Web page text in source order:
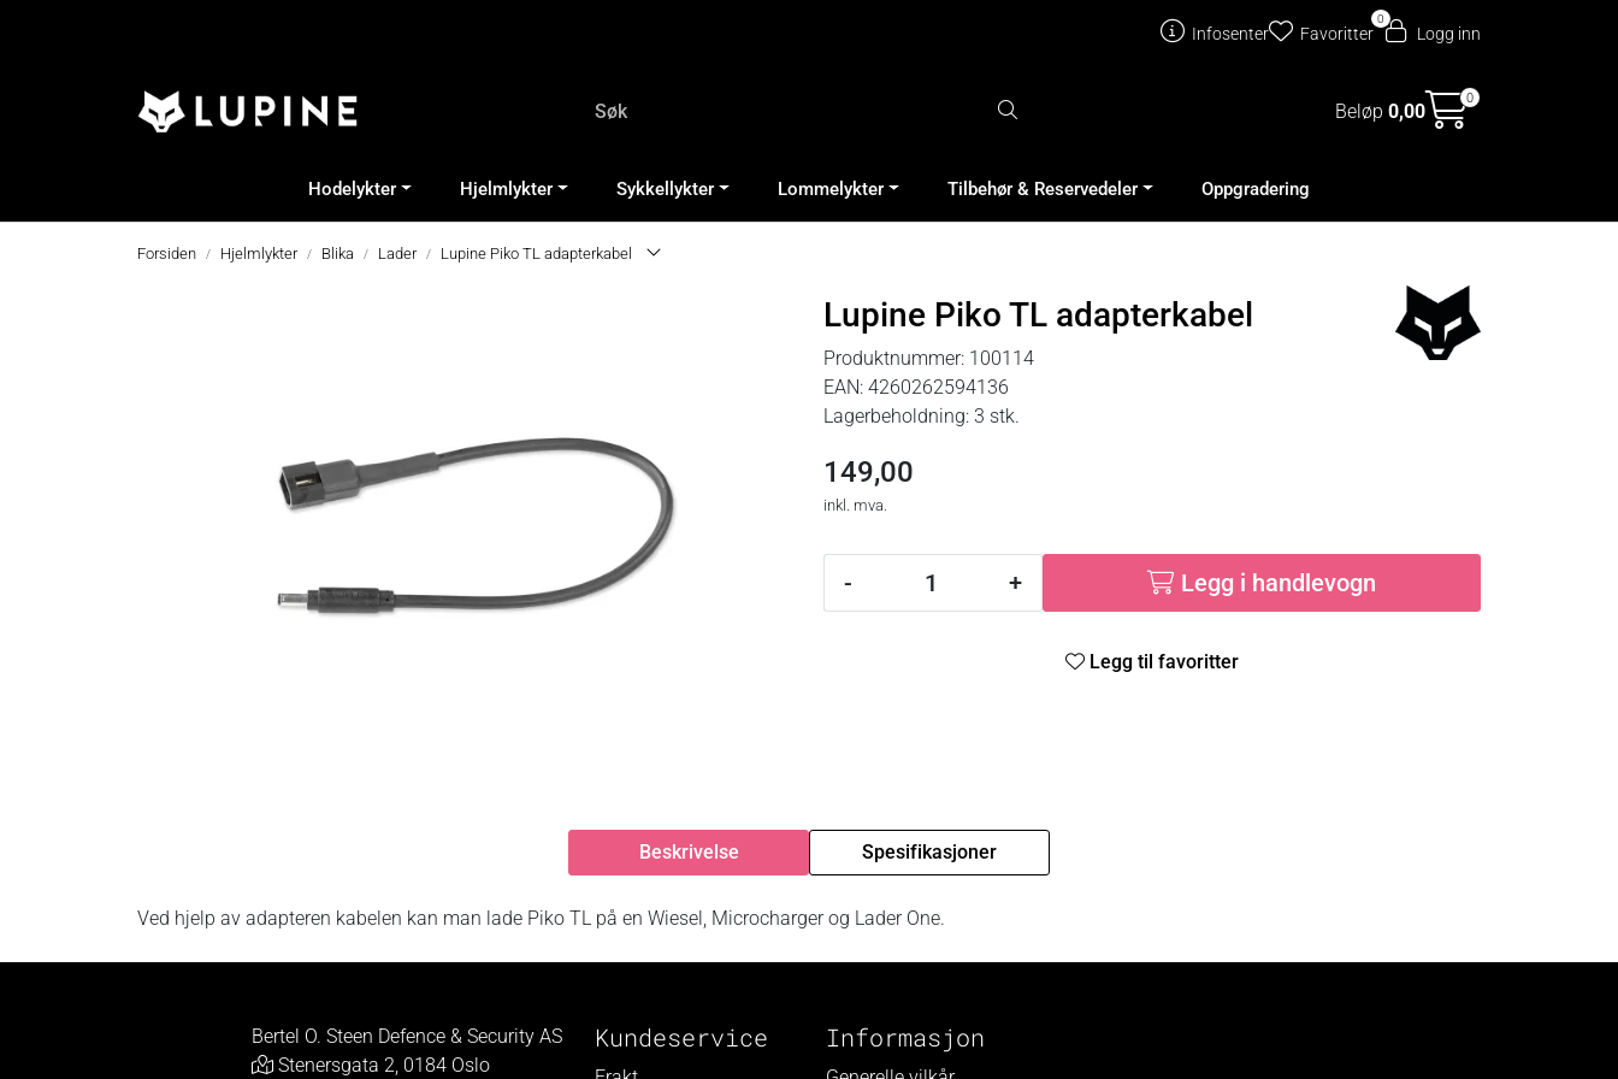
Infosenter
0
Favoritter Logg inn
Beløp 0,00
0
Hodelykter Hjelmlykter Sykkellykter Lommelykter Tilbehør & Reservedeler Oppgradering
Forsiden Hjelmlykter Blika Lader Lupine Piko TL adapterkabel
Lupine Piko TL adapterkabel
Produktnummer: 100114
EAN: 4260262594136
Lagerbeholdning: 3 stk.
149,00
inkl. mva.
- + Legg i handlevogn
Legg til favoritter
Beskrivelse Spesifikasjoner
Ved hjelp av adapteren kabelen kan man lade Piko TL på en Wiesel, Microcharger og Lader One.
Bertel O. Steen Defence & Security AS
Stenersgata 2, 0184 Oslo
Kundeservice Informasjon